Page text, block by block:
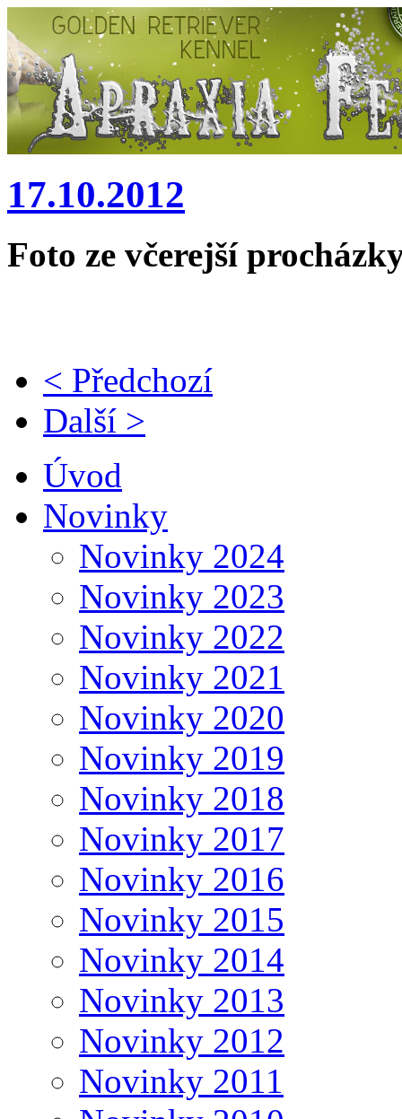
17.10.2012
Foto ze včerejší
< Předchozí
Další >
Úvod
Novinky
Novinky 2024
Novinky 2023
Novinky 2022
Novinky 2021
Novinky 2020
Novinky 2019
Novinky 2018
Novinky 2017
Novinky 2016
Novinky 2015
Novinky 2014
Novinky 2013
Novinky 2012
Novinky 2011